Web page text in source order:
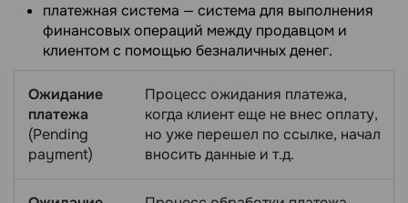
платежная система — система для выполнения
финансовых операций между продавцом и
клиентом с помощью безналичных денег.
Ожидание
платежа
(Pending
payment)
Процесс ожидания платежа,
когда клиент еще не внес оплату,
но уже перешел по ссылке, начал
вносить данные и т.д.